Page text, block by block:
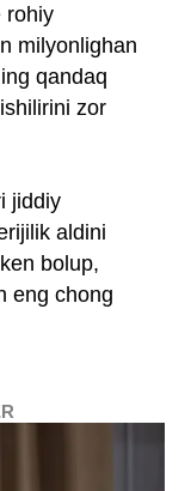
rohiy
milyonlighan
qandaq
zor
jiddiy
aldini
bolup,
eng chong